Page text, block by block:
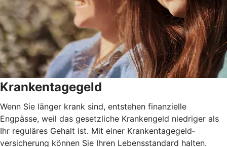
Krankentagegeld
Wenn Sie länger krank sind, entstehen finanzielle
Engpässe, weil das gesetzliche Krankengeld niedriger als
Ihr reguläres Gehalt ist. Mit einer Krankentagegeld­
versicherung können Sie Ihren Lebensstandard halten.